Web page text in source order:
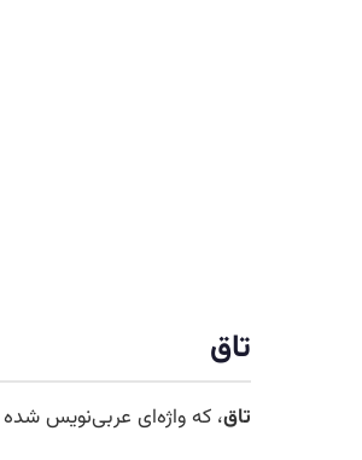
تاق
تاق، که واژه‌ای عربی‌نویس شده